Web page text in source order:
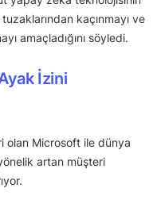
kaçınmayı ve
amaçladığını söyledi.
İzini
olan Microsoft ile dünya
artan müşteri